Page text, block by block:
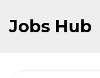
Content
Jobs Hub